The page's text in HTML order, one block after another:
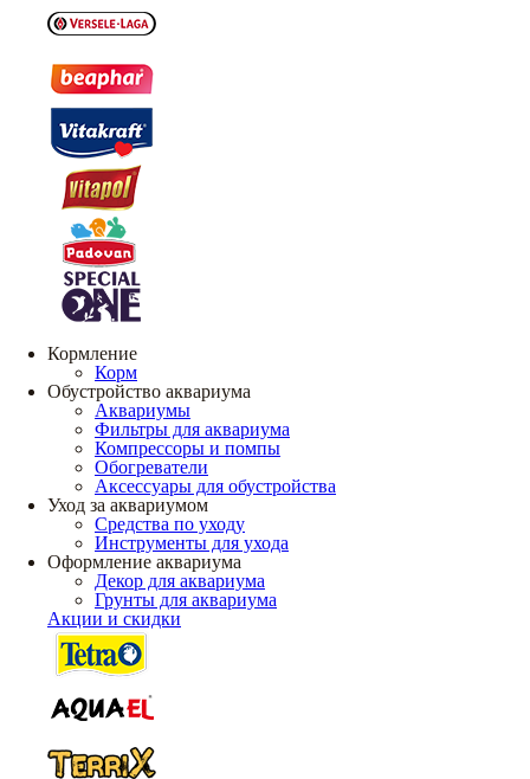
Кормление
Корм
Обустройство аквариума
Аквариумы
Фильтры для аквариума
Компрессоры и помпы
Обогреватели
Аксессуары для обустройства
Уход за аквариумом
Средства по уходу
Инструменты для ухода
Оформление аквариума
Декор для аквариума
Грунты для аквариума
Акции и скидки